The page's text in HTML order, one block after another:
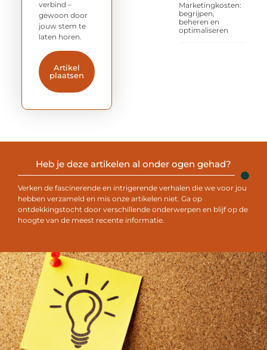
Marketingkosten:
begrijpen,
beheren en
optimaliseren
verbind –
gewoon door
jouw stem te
laten horen.
Artikel
plaatsen
Heb je deze artikelen al onder ogen gehad?
Verken de fascinerende en intrigerende verhalen die we voor jou
hebben verzameld en mis onze artikelen niet. Ga op
ontdekkingstocht door verschillende onderwerpen en blijf op de
hoogte van de meest recente informatie.